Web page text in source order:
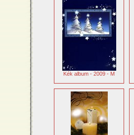
Kék album - 2009 - M